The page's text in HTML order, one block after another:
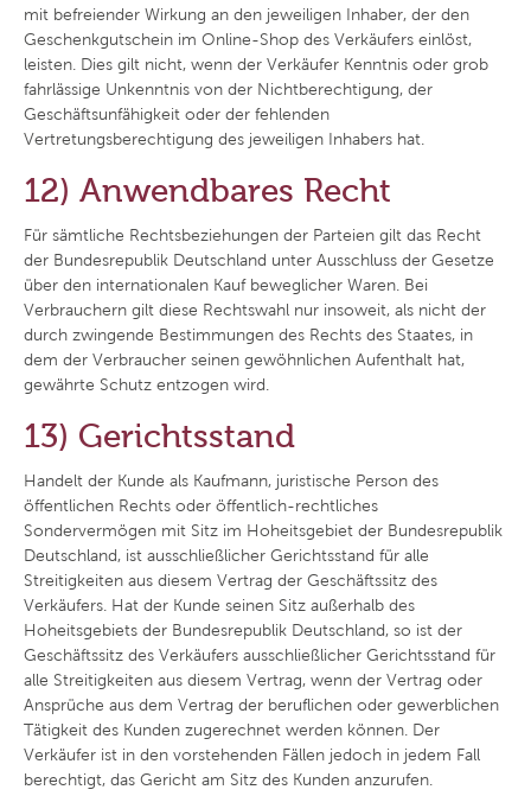
mit befreiender Wirkung an den jeweiligen Inhaber, der den
Geschenkgutschein im Online-Shop des Verkäufers einlöst,
leisten. Dies gilt nicht, wenn der Verkäufer Kenntnis oder grob
fahrlässige Unkenntnis von der Nichtberechtigung, der
Geschäftsunfähigkeit oder der fehlenden
Vertretungsberechtigung des jeweiligen Inhabers hat.
12) Anwendbares Recht
Für sämtliche Rechtsbeziehungen der Parteien gilt das Recht
der Bundesrepublik Deutschland unter Ausschluss der Gesetze
über den internationalen Kauf beweglicher Waren. Bei
Verbrauchern gilt diese Rechtswahl nur insoweit, als nicht der
durch zwingende Bestimmungen des Rechts des Staates, in
dem der Verbraucher seinen gewöhnlichen Aufenthalt hat,
gewährte Schutz entzogen wird.
13) Gerichtsstand
Handelt der Kunde als Kaufmann, juristische Person des
öffentlichen Rechts oder öffentlich-rechtliches
Sondervermögen mit Sitz im Hoheitsgebiet der Bundesrepublik
Deutschland, ist ausschließlicher Gerichtsstand für alle
Streitigkeiten aus diesem Vertrag der Geschäftssitz des
Verkäufers. Hat der Kunde seinen Sitz außerhalb des
Hoheitsgebiets der Bundesrepublik Deutschland, so ist der
Geschäftssitz des Verkäufers ausschließlicher Gerichtsstand für
alle Streitigkeiten aus diesem Vertrag, wenn der Vertrag oder
Ansprüche aus dem Vertrag der beruflichen oder gewerblichen
Tätigkeit des Kunden zugerechnet werden können. Der
Verkäufer ist in den vorstehenden Fällen jedoch in jedem Fall
berechtigt, das Gericht am Sitz des Kunden anzurufen.